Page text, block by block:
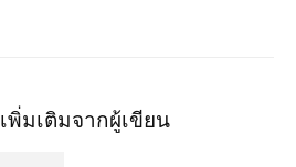
เพิ่มเติมจากผู้เขียน